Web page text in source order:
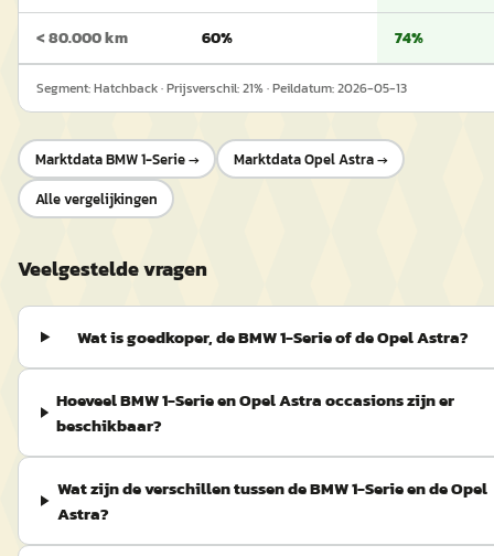
< 80.000 km 60% 74%
Segment:Hatchback· Prijsverschil:21% · Peildatum:2026-05-13
MarktdataBMW 1-Serie→ MarktdataOpel Astra→
Alle vergelijkingen
Veelgestelde vragen
Wat is goedkoper, de BMW 1-Serie of de Opel Astra?
Hoeveel BMW 1-Serie en Opel Astra occasions zijn er
beschikbaar?
Wat zijn de verschillen tussen de BMW 1-Serie en de Opel
Astra?